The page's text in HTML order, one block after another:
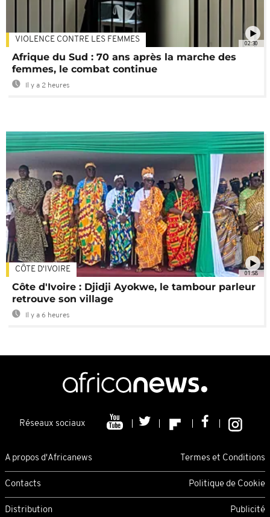
02:30
VIOLENCE CONTRE LES FEMMES
Afrique du Sud : 70 ans après la marche des
femmes, le combat continue
Il y a 2 heures
01:58
CÔTE D'IVOIRE
Côte d'Ivoire : Djidji Ayokwe, le tambour parleur
retrouve son village
Il y a 6 heures
Réseaux sociaux
A propos d'Africanews Termes et Conditions
Contacts Politique de Cookie
Distribution Publicité